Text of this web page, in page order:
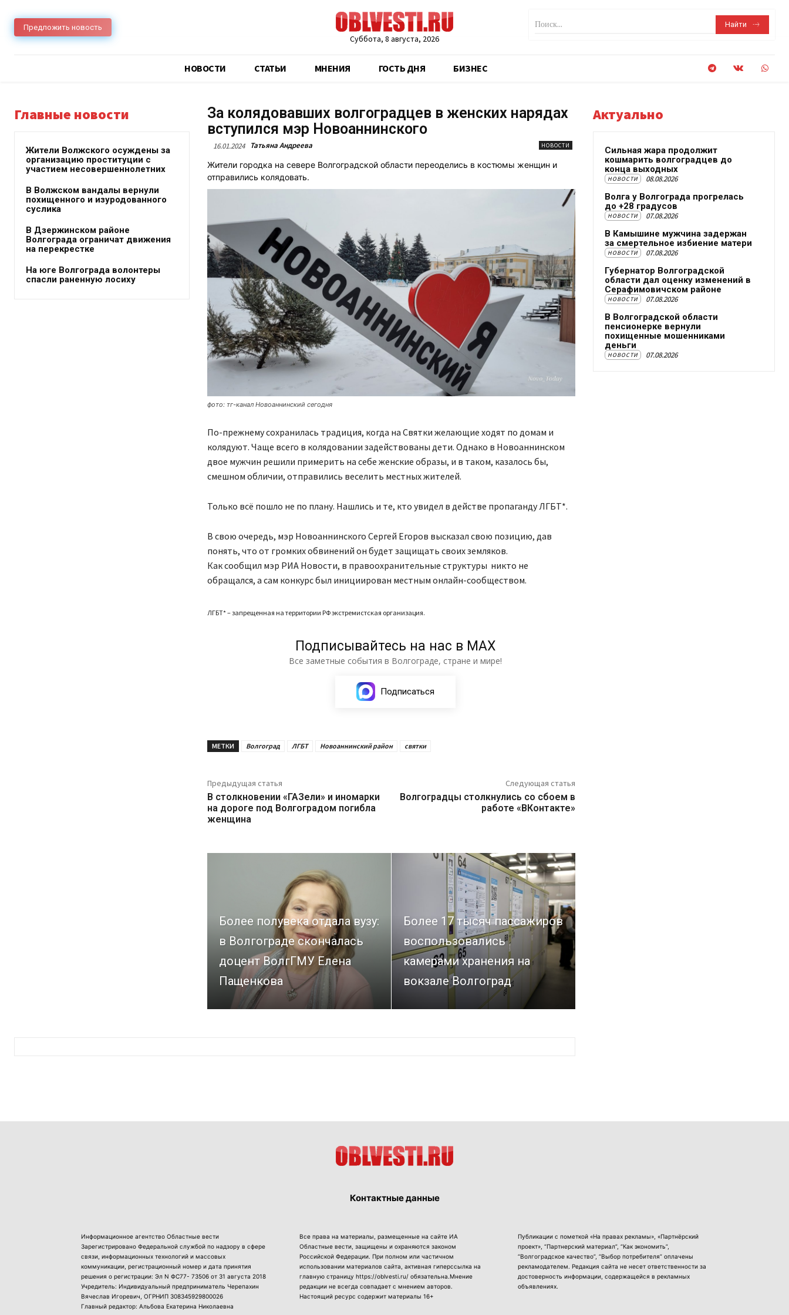
Предложить новость
Суббота, 8 августа, 2026
Поиск... Найти
НОВОСТИ CТАТЬИ МНЕНИЯ ГОСТЬ ДНЯ БИЗНЕС
Главные новости
Жители Волжского осуждены за
организацию проституции с
участием несовершеннолетних
В Волжском вандалы вернули
похищенного и изуродованного
суслика
В Дзержинском районе
Волгограда ограничат движения
на перекрестке
На юге Волгограда волонтеры
спасли раненную лосиху
За колядовавших волгоградцев в женских нарядах
вступился мэр Новоаннинского
16.01.2024 Татьяна Андреева НОВОСТИ
Жители городка на севере Волгоградской области переоделись в костюмы женщин и
отправились колядовать.
фото: тг-канал Новоаннинский сегодня
По-прежнему сохранилась традиция, когда на Святки желающие ходят по домам и
колядуют. Чаще всего в колядовании задействованы дети. Однако в Новоаннинском
двое мужчин решили примерить на себе женские образы, и в таком, казалось бы,
смешном обличии, отправились веселить местных жителей.
Только всё пошло не по плану. Нашлись и те, кто увидел в действе пропаганду ЛГБТ*.
В свою очередь, мэр Новоаннинского Сергей Егоров высказал свою позицию, дав
понять, что от громких обвинений он будет защищать своих земляков.
Как сообщил мэр РИА Новости, в правоохранительные структуры никто не
обращался, а сам конкурс был инициирован местным онлайн-сообществом.
ЛГБТ* – запрещенная на территории РФ экстремистская организация.
Подписывайтесь на нас в МАХ
Все заметные события в Волгограде, стране и мире!
Подписаться
МЕТКИ Волгоград ЛГБТ Новоаннинский район святки
Предыдущая статья
В столкновении «ГАЗели» и иномарки
на дороге под Волгоградом погибла
женщина
Следующая статья
Волгоградцы столкнулись со сбоем в
работе «ВКонтакте»
Более полувека отдала вузу:
в Волгограде скончалась
доцент ВолгГМУ Елена
Пащенкова
Более 17 тысяч пассажиров
воспользовались
камерами хранения на
вокзале Волгоград
Актуально
Сильная жара продолжит
кошмарить волгоградцев до
конца выходных
НОВОСТИ 08.08.2026
Волга у Волгограда прогрелась
до +28 градусов
НОВОСТИ 07.08.2026
В Камышине мужчина задержан
за смертельное избиение матери
НОВОСТИ 07.08.2026
Губернатор Волгоградской
области дал оценку изменений в
Серафимовичском районе
НОВОСТИ 07.08.2026
В Волгоградской области
пенсионерке вернули
похищенные мошенниками
деньги
НОВОСТИ 07.08.2026
Контактные данные
Информационное агентство Областные вести
Зарегистрировано Федеральной службой по надзору в сфере
связи, информационных технологий и массовых
коммуникации, регистрационный номер и дата принятия
решения о регистрации: Эл N ФС77- 73506 от 31 августа 2018
Учредитель: Индивидуальный предприниматель Черепахин
Вячеслав Игоревич, ОГРНИП 308345929800026
Главный редактор: Альбова Екатерина Николаевна
Все права на материалы, размещенные на сайте ИА
Областные вести, защищены и охраняются законом
Российской Федерации. При полном или частичном
использовании материалов сайта, активная гиперссылка на
главную страницу https://oblvesti.ru/ обязательна.Мнение
редакции не всегда совпадает с мнением авторов.
Настоящий ресурс содержит материалы 16+
Публикации с пометкой «На правах рекламы», «Партнёрский
проект», “Партнерский материал”, “Как экономить”,
“Волгоградское качество”, “Выбор потребителя” оплачены
рекламодателем. Редакция сайта не несет ответственности за
достоверность информации, содержащейся в рекламных
объявлениях.